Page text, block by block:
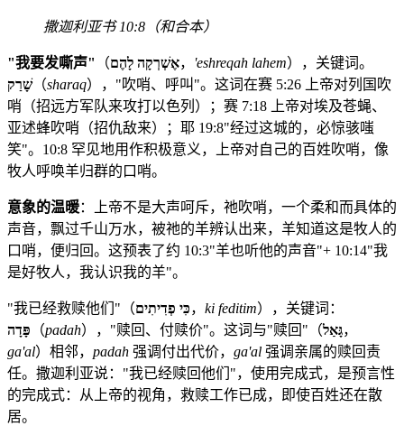
撒迦利亚书 10:8（和合本）
"我要发嘶声" （אֶשְׁרְקָה לָהֶם， 'eshreqah lahem），关键词。
שָׁרַק（sharaq），"吹哨、呼叫"。这词在赛 5:26 上帝对列国吹
哨（招远方军队来攻打以色列）；赛 7:18 上帝对埃及苍蝇、
亚述蜂吹哨（招仇敌来）；耶 19:8"经过这城的，必惊骇嗤
笑"。10:8 罕见地用作积极意义，上帝对自己的百姓吹哨，像
牧人呼唤羊归群的口哨。
意象的温暖：上帝不是大声呵斥，祂吹哨，一个柔和而具体的
声音，飘过千山万水，被祂的羊辨认出来，羊知道这是牧人的
口哨，便归回。这预表了约 10:3"羊也听他的声音"+ 10:14"我
是好牧人，我认识我的羊"。
"我已经救赎他们"（כִּי פְדִיתִים， ki feditim），关键词：
פָּדָה （padah），"赎回、付赎价"。这词与"赎回"（גָּאַל，
ga'al）相邻， padah 强调付出代价， ga'al 强调亲属的赎回责
任。撒迦利亚说："我已经赎回他们"，使用完成式，是预言性
的完成式：从上帝的视角，救赎工作已成，即使百姓还在散
居。